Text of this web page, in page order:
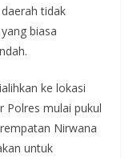
tidak
biasa
ke lokasi
Polres mulai pukul
Nirwana
untuk